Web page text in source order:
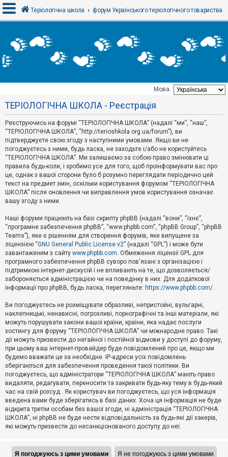
х
і
Т
е
м
и
б
е
з
в
і
д
п
о
в
і
д
й
А
к
т
и
в
н
і
м
и
П
о
ш
у
Д
о
п
о
м
Теріологічна школа форум Українського теріологічного товариства
Мова:
ТЕРІОЛОГІЧНА ШКОЛА - Реєстрація
Реєструючись на форумі “ТЕРІОЛОГІЧНА ШКОЛА” (надалі “ми”, “наш”,
“ТЕРІОЛОГІЧНА ШКОЛА”, “http://terioshkola.org.ua/forum”), ви
підтверджуєте свою згоду з наступними умовами. Якщо ви не
погоджуєтесь з ними, будь ласка, не заходьте і/або не користуйтесь
“ТЕРІОЛОГІЧНА ШКОЛА”. Ми залишаємо за собою право змінювати ці
правила будь-коли, і зробимо усе для того, щоб проінформувати вас про
це, однак з вашої сторони було б розумно переглядати періодично цей
текст на предмет змін, оскільки користування форумом “ТЕРІОЛОГІЧНА
ШКОЛА” після оновлення чи виправлення умов користування означає
вашу згоду з ними.
Наші форуми працюють на базі скрипту phpBB (надалі “вони”, “їхнє”,
“програмне забезпечення phpBB”, “www.phpbb.com”, “phpBB Group”, “phpBB
Teams”), яке є рішенням для створення форумів, яке випущене за
ліцензією “GNU General Public License v2” (надалі “GPL”) і може бути
завантаженим з сайту www.phpbb.com. Обмеження ліцензії GPL для
програмного забезпечення phpBB суворо пов'язані з організацією і
підтримкою інтернет-дискусій і не впливають на те, що дозволяється/
забороняється адміністрацією чи на поведінку в них. Для додаткової
інформації про phpBB, будь ласка, перегляньте: https://www.phpbb.com/.
Ви погоджуєтесь не розміщувати образливі, непристойні, вульгарні,
наклепницькі, ненависні, погрозливі, порнографічні та інші матеріали, які
можуть порушувати закони вашої країни, країни, яка надає послуги
хостингу для форуму “ТЕРІОЛОГІЧНА ШКОЛА” чи міжнародне право. Такі
дії можуть призвести до негайної і постійної відмови у доступі до форуму,
при цьому ваш інтернет-провайдер буде повідомлений про це, якщо ми
будемо вважати це за необхідне. IP-адреси усіх повідомлень
зберігаються для забезпечення проведення такої політики. Ви
погоджуєтесь, що адміністратори “ТЕРІОЛОГІЧНА ШКОЛА” мають право
видаляти, редагувати, переносити та закривати будь-яку тему в будь-який
час на свій розсуд . Як користувач ви погоджуєтесь, що уся інформація
введена вами буде зберігатись в базі даних. Хоча ця інформація не буде
відкрита третім особам без вашої згоди, ні адміністрація “ТЕРІОЛОГІЧНА
ШКОЛА”, ні phpBB не буде нести відповідальність за будь-які дії хакерів,
які можуть призвести до несанкціонованого доступу до неї.